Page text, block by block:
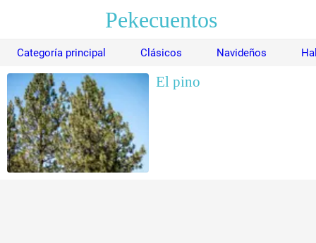
Pekecuentos
Categoría principal Clásicos Navideños
El pino